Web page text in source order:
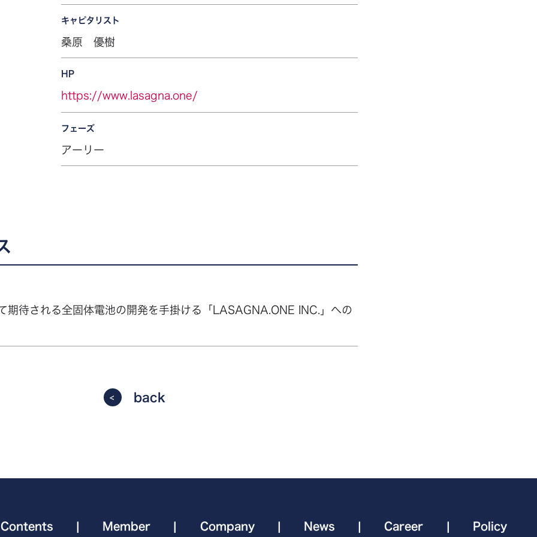
キャピタリスト
桑原 優樹
HP
https://www.lasagna.one/
フェーズ
アーリー
期待される全固体電池の開発を手掛ける「LASAGNA.ONE INC.」への
back
Contents Member Company News Career Policy